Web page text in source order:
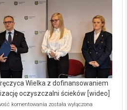
Wielka z dofinansowaniem
oczyszczalni ścieków [wideo]
komentowania Ekologiczne
została wyłączona